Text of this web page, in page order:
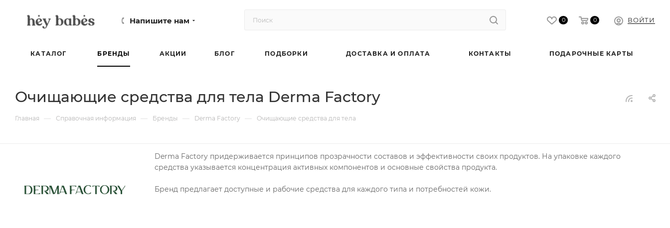
Напишите нам 0 0 ВОЙТИ
КАТАЛОГ БРЕНДЫ АКЦИИ БЛОГ ПОДБОРКИ ДОСТАВКА И ОПЛАТА КОНТАКТЫ ПОДАРОЧНЫЕ КАРТЫ
Очищающие средства для тела Derma Factory
Главная — Справочная информация — Бренды — Derma Factory — Очищающие средства для тела
Derma Factory придерживается принципов прозрачности составов и эффективности своих продуктов. На упаковке каждого
средства указывается концентрация активных компонентов и основные свойства продукта.
Бренд предлагает доступные и рабочие средства для каждого типа и потребностей кожи.